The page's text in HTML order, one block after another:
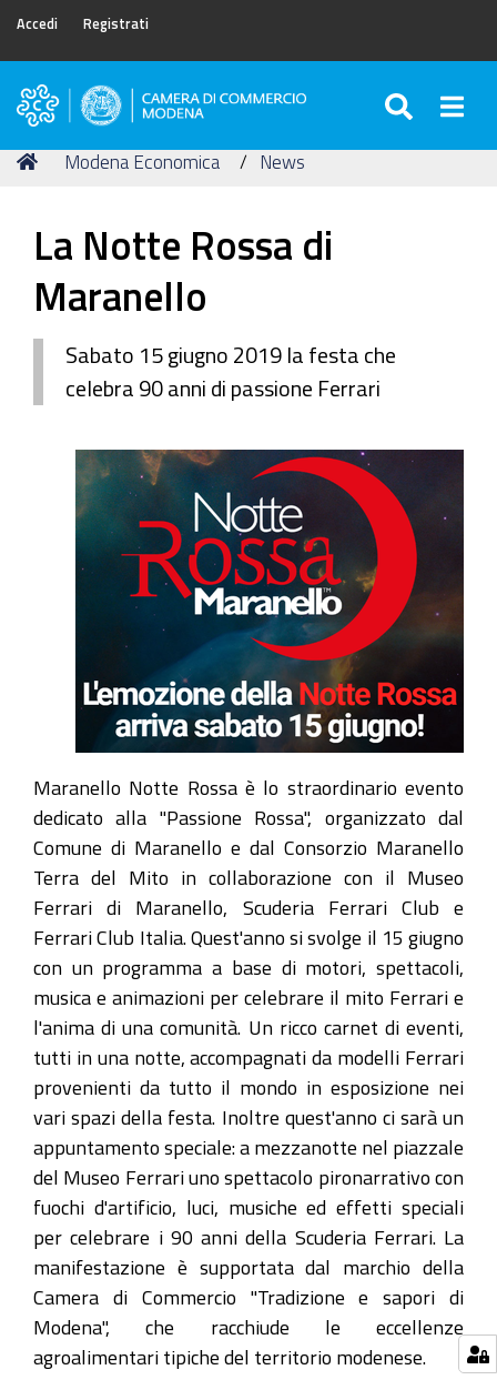
Accedi Registrati
Camera
Commercio
Tu
Home
Modena Economica News
La Notte Rossa di
Maranello
Sabato 15 giugno 2019 la festa che
celebra 90 anni di passione Ferrari
Maranello Notte Rossa è lo straordinario evento
dedicato alla "Passione Rossa", organizzato dal
Comune di Maranello e dal Consorzio Maranello
Terra del Mito in collaborazione con il Museo
Ferrari di Maranello, Scuderia Ferrari Club e
Ferrari Club Italia. Quest'anno si svolge il 15 giugno
con un programma a base di motori, spettacoli,
musica e animazioni per celebrare il mito Ferrari e
l'anima di una comunità. Un ricco carnet di eventi,
tutti in una notte, accompagnati da modelli Ferrari
provenienti da tutto il mondo in esposizione nei
vari spazi della festa. Inoltre quest'anno ci sarà un
appuntamento speciale: a mezzanotte nel piazzale
del Museo Ferrari uno spettacolo pironarrativo con
fuochi d'artificio, luci, musiche ed effetti speciali
per celebrare i 90 anni della Scuderia Ferrari. La
manifestazione è supportata dal marchio della
Camera di Commercio "Tradizione e sapori di
Modena", che racchiude le eccellenze
agroalimentari tipiche del territorio modenese.